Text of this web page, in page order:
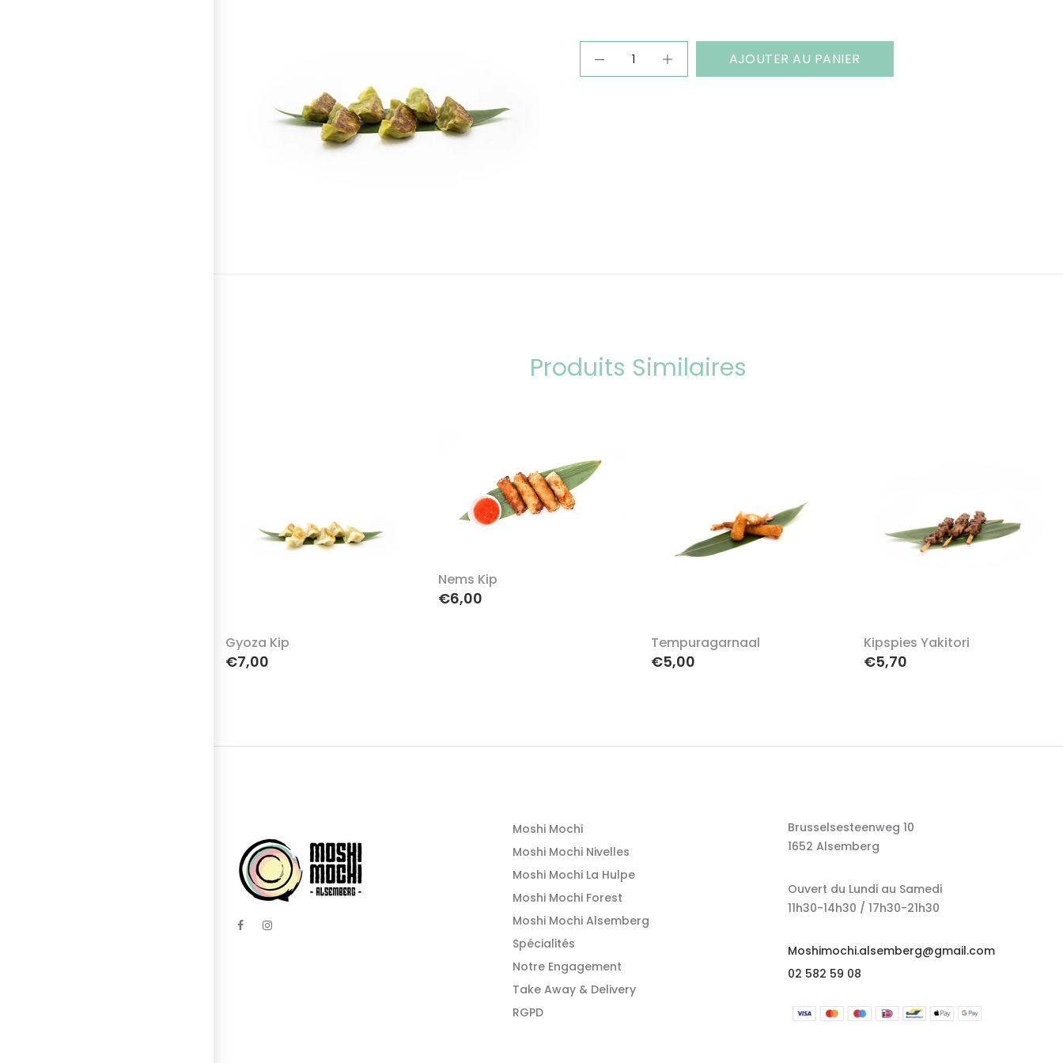
AJOUTER AU PANIER
Produits Similaires
Gyoza Kip
€7,00
Nems Kip
€6,00
Tempuragarnaal
€5,00
Kipspies Yakitori
€5,70
Moshi Mochi
Moshi Mochi Nivelles
Moshi Mochi La Hulpe
Moshi Mochi Forest
Moshi Mochi Alsemberg
Spécialités
Notre Engagement
Take Away & Delivery
RGPD
Brusselsesteenweg 10
1652 Alsemberg
Ouvert du Lundi au Samedi
11h30-14h30 / 17h30-21h30
Moshimochi.alsemberg@gmail.com
02 582 59 08